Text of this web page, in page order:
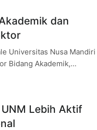
dan
Universitas Nusa Mandiri
Bidang Akademik,
Lebih Aktif